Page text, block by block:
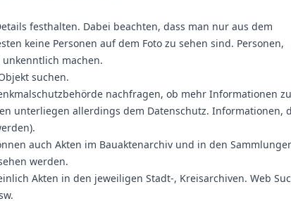
festhalten. Dabei beachten, dass man nur aus dem
keine Personen auf dem Foto zu sehen sind. Personen,
machen.
suchen.
nachfragen, ob mehr Informationen zu
unterliegen allerdings dem Datenschutz. Informationen,
auch Akten im Bauaktenarchiv und in den
werden.
Akten in den jeweiligen Stadt-, Kreisarchiven. Web